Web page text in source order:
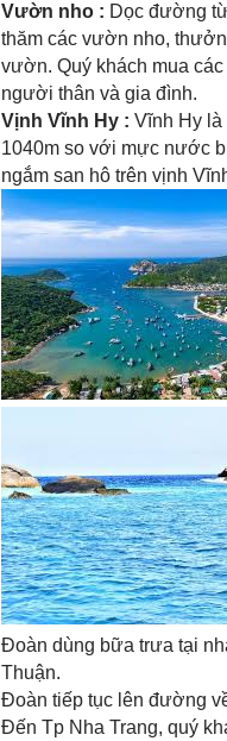
Vườn nho : Dọc đường
thăm các vườn nho,
vườn. Quý khách mua
người thân và gia đình.
Vịnh Vĩnh Hy : Vĩnh Hy
1040m so với mực nước
ngắm san hô trên vịnh
Đoàn dùng bữa trưa tại
Thuận.
Đoàn tiếp tục lên đường
Đến Tp Nha Trang, quý